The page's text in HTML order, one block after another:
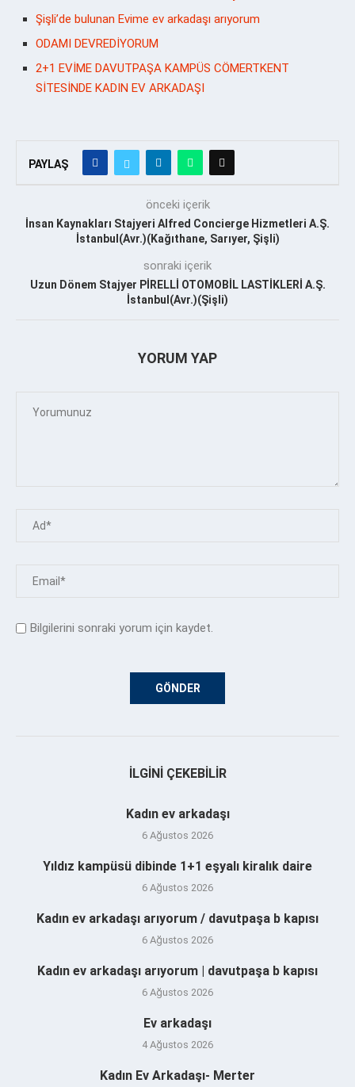
Şişli’de bulunan Evime ev arkadaşı arıyorum
ODAMI DEVREDİYORUM
2+1 EVİME DAVUTPAŞA KAMPÜS CÖMERTKENT
SİTESİNDE KADIN EV ARKADAŞI
PAYLAŞ
önceki içerik
İnsan Kaynakları Stajyeri Alfred Concierge Hizmetleri A.Ş.
İstanbul(Avr.)(Kağıthane, Sarıyer, Şişli)
sonraki içerik
Uzun Dönem Stajyer PİRELLİ OTOMOBİL LASTİKLERİ A.Ş.
İstanbul(Avr.)(Şişli)
YORUM YAP
Bilgilerini sonraki yorum için kaydet.
İLGINI ÇEKEBILIR
Kadın ev arkadaşı
6 Ağustos 2026
Yıldız kampüsü dibinde 1+1 eşyalı kiralık daire
6 Ağustos 2026
Kadın ev arkadaşı arıyorum / davutpaşa b kapısı
6 Ağustos 2026
Kadın ev arkadaşı arıyorum | davutpaşa b kapısı
6 Ağustos 2026
Ev arkadaşı
4 Ağustos 2026
Kadın Ev Arkadaşı- Merter